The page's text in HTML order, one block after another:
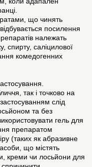
що чинять
посилення
належать
спирту, саліцилової
комедогенних
так і точково на
слід
та без
гель для
препаратом
(таких як абразивне
що містять
креми чи лосьйони для